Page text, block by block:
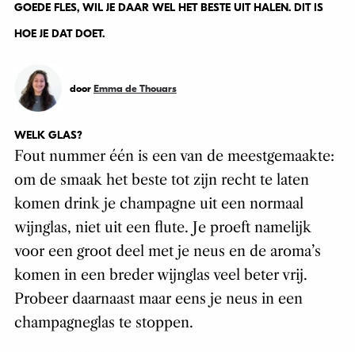
GOEDE FLES, WIL JE DAAR WEL HET BESTE UIT HALEN. DIT IS
HOE JE DAT DOET.
door Emma de Thouars
WELK GLAS?
Fout nummer één is een van de meestgemaakte:
om de smaak het beste tot zijn recht te laten
komen drink je champagne uit een normaal
wijnglas, niet uit een flute. Je proeft namelijk
voor een groot deel met je neus en de aroma’s
komen in een breder wijnglas veel beter vrij.
Probeer daarnaast maar eens je neus in een
champagneglas te stoppen.